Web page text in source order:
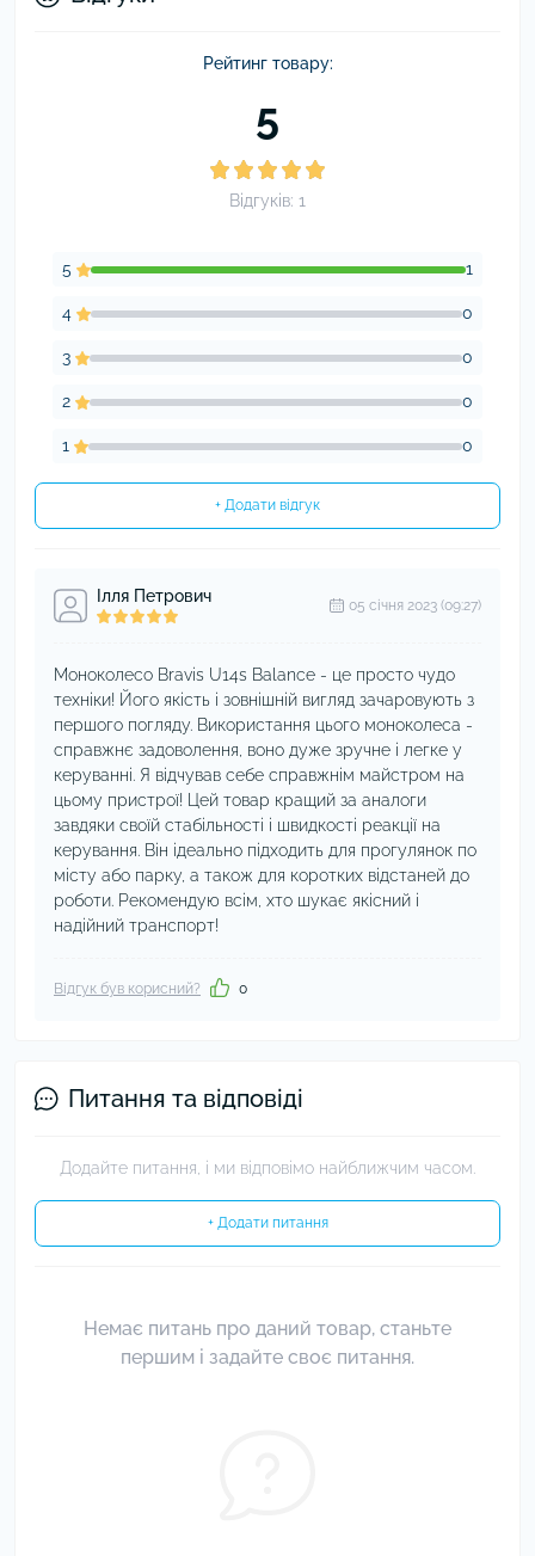
Рейтинг товару:
5
Відгуків: 1
5 1
4 0
3 0
2 0
1 0
+ Додати відгук
Ілля Петрович 05 cічня 2023 (09:27)
Моноколесо Bravis U14s Balance - це просто чудо
техніки! Його якість і зовнішній вигляд зачаровують з
першого погляду. Використання цього моноколеса -
справжнє задоволення, воно дуже зручне і легке у
керуванні. Я відчував себе справжнім майстром на
цьому пристрої! Цей товар кращий за аналоги
завдяки своїй стабільності і швидкості реакції на
керування. Він ідеально підходить для прогулянок по
місту або парку, а також для коротких відстаней до
роботи. Рекомендую всім, хто шукає якісний і
надійний транспорт!
Відгук був корисний? 0
Питання та відповіді
Додайте питання, і ми відповімо найближчим часом.
+ Додати питання
Немає питань про даний товар, станьте
першим і задайте своє питання.